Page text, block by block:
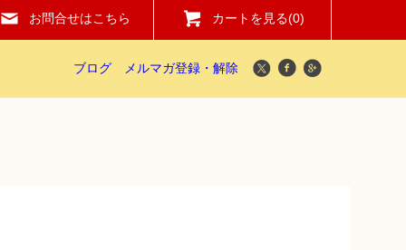
お問合せはこちら カートを見る(0)
ブログ メルマガ登録・解除